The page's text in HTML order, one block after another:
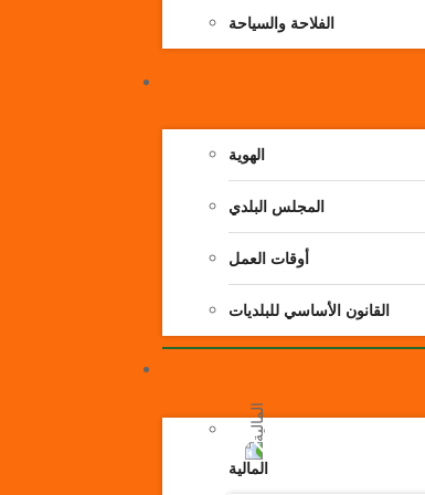
الفلاحة والسياحة
الهوية
المجلس البلدي
أوقات العمل
القانون الأساسي للبلديات
المالية